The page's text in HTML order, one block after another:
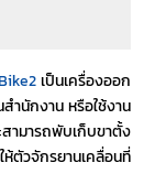
เป็นเครื่องออก
ำนักงาน หรือใช้งาน
มารถพับเก็บขาตั้ง
วจักรยานเคลื่อนที่